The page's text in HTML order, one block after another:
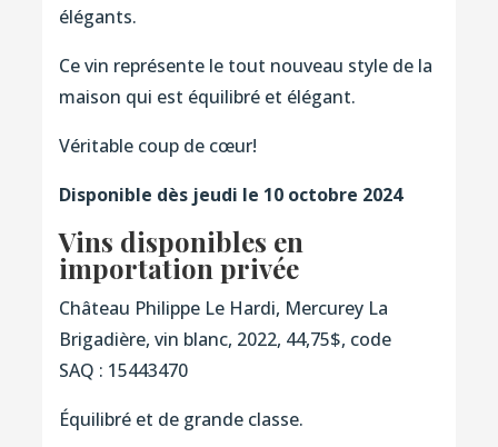
élégants.
Ce vin représente le tout nouveau style de la
maison qui est équilibré et élégant.
Véritable coup de cœur!
Disponible dès jeudi le 10 octobre 2024
Vins disponibles en
importation privée
Château Philippe Le Hardi, Mercurey La
Brigadière, vin blanc, 2022, 44,75$, code
SAQ : 15443470
Équilibré et de grande classe.